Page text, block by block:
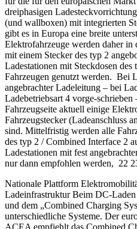
dreiphasigen
(und wallboxen) mit integrierten
gibt es in Europa eine breite
Elektrofahrzeuge werden daher in
mit einem Stecker des typ 2
Ladestationen mit Steckdosen des
Fahrzeugen genutzt werden. Bei
angebrachter Ladeleitung – bei
Ladebetriebsart 4 vorge-schrieben
Fahrzeugseite aktuell einige
Fahrzeugstecker (Ladeanschluss
sind. Mittelfristig werden alle
des typ 2 / Combined Interface 2
Ladestationen mit fest
nur dann empfohlen werden, 22
Nationale Plattform
Ladeinfrastruktur Beim DC-
und dem „Combined Charging
unterschiedliche Systeme. Der